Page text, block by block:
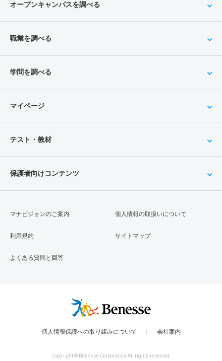
オープンキャンパスを調べる
職業を調べる
学問を調べる
マイページ
テスト・教材
保護者向けコンテンツ
マナビジョンのご案内
利用規約
よくある質問と回答
個人情報の取扱いについて
サイトマップ
個人情報保護への取り組みについて 会社案内
Copyright © Benesse Corporation All rights reserved.